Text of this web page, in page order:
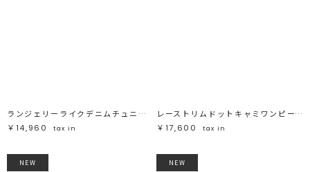
ランジェリーライクデニムチュニック
￥14,960
tax in
レーストリムドットキャミワンピース
￥17,600
tax in
NEW NEW